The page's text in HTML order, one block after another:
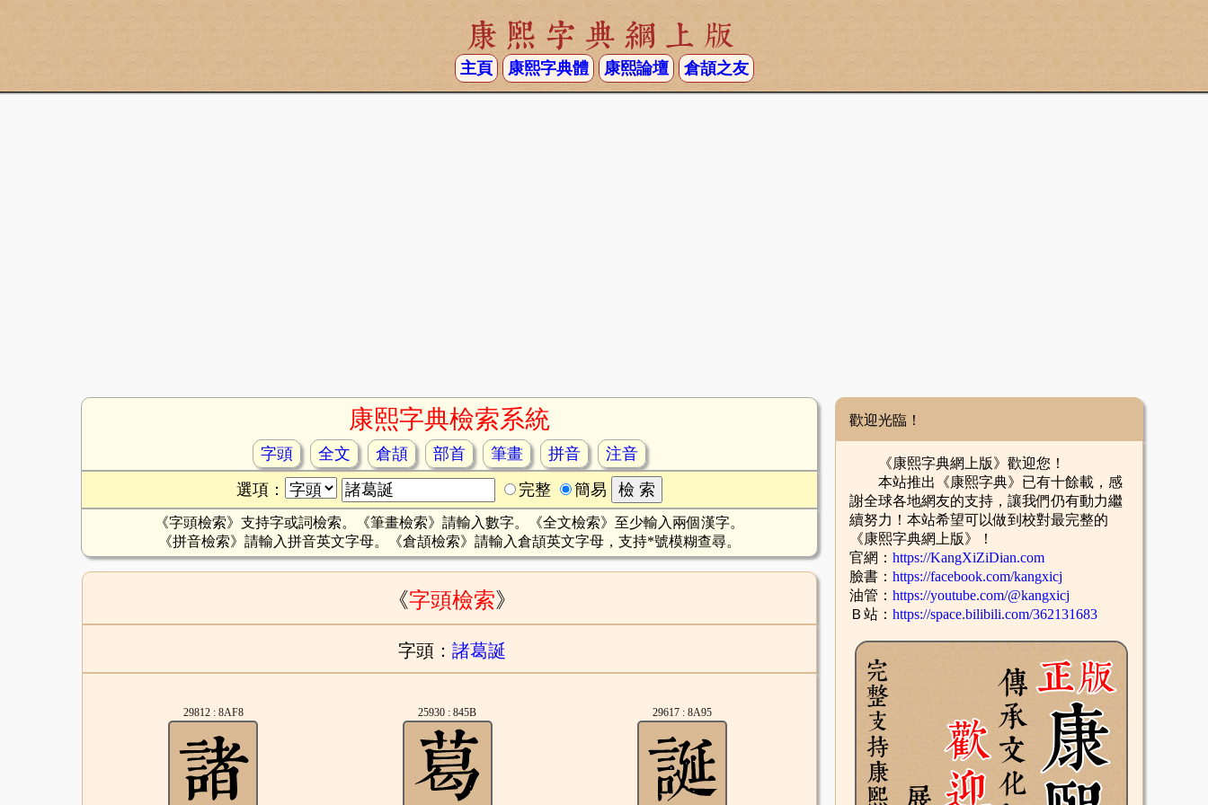
康熙字典網上版
主頁 康熙字典體 康熙論壇 倉頡之友
康熙字典檢索系統
字頭 全文 倉頡 部首 筆畫 拼音
注音
選項：
完整 簡易
《字頭檢索》支持字或詞檢索。《筆畫檢索》請輸入數字。《全文檢索》至少輸入兩個漢字。
《拼音檢索》請輸入拼音英文字母。《倉頡檢索》請輸入倉頡英文字母，支持*號模糊查尋。
《字頭檢索》
字頭： 諸葛誕
29812 : 8AF8 25930 : 845B 29617 : 8A95
歡迎光臨！
《康熙字典網上版》歡迎您！
本站推出《康熙字典》已有十餘載，感
謝全球各地網友的支持，讓我們仍有動力繼
續努力！本站希望可以做到校對最完整的
《康熙字典網上版》！
官網： https://KangXiZiDian.com
臉書： https://facebook.com/kangxicj
油管： https://youtube.com/@kangxicj
Ｂ站： https://space.bilibili.com/362131683